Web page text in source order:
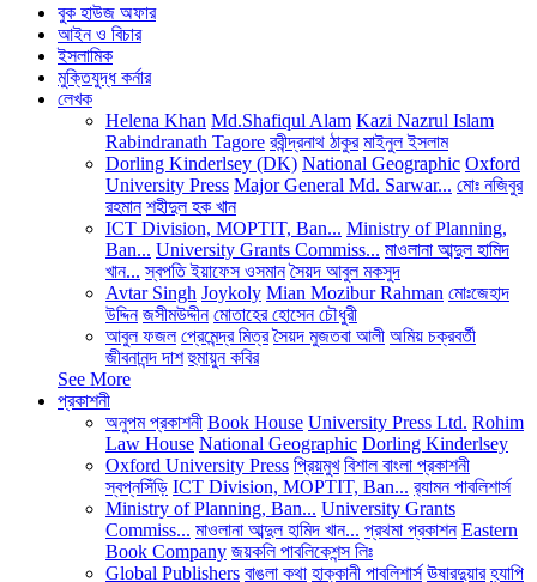
বুক হাউজ অফার
আইন ও বিচার
ইসলামিক
মুক্তিযুদ্ধ কর্নার
লেখক
Helena Khan Md.Shafiqul Alam Kazi Nazrul Islam
Rabindranath Tagore রবীন্দ্রনাথ ঠাকুর মাইনুল ইসলাম
Dorling Kinderlsey (DK) National Geographic Oxford
University Press Major General Md. Sarwar... মোঃ নজিবুর
রহমান শহীদুল হক খান
ICT Division, MOPTIT, Ban... Ministry of Planning,
Ban... University Grants Commiss... মাওলানা আব্দুল হামিদ
খান... স্বপতি ইয়াফেস ওসমান সৈয়দ আবুল মকসুদ
Avtar Singh Joykoly Mian Mozibur Rahman মোঃজেহাদ
উদ্দিন জসীমউদ্দীন মোতাহের হোসেন চৌধুরী
আবুল ফজল প্রেমেন্দ্র মিত্র সৈয়দ মুজতবা আলী অমিয় চক্রবর্তী
জীবনানন্দ দাশ হুমায়ুন কবির
See More
প্রকাশনী
অনুপম প্রকাশনী Book House University Press Ltd. Rohim
Law House National Geographic Dorling Kinderlsey
Oxford University Press প্রিয়মুখ বিশাল বাংলা প্রকাশনী
স্বপ্নসিঁড়ি ICT Division, MOPTIT, Ban... র‍্যামন পাবলিশার্স
Ministry of Planning, Ban... University Grants
Commiss... মাওলানা আব্দুল হামিদ খান... প্রথমা প্রকাশন Eastern
Book Company জয়কলি পাবলিকেশন্স লিঃ
Global Publishers বাঙলা কথা হাক্কানী পাবলিশার্স ঊষারদুয়ার হ্যাপি